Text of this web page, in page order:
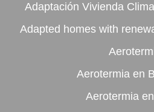
Adaptación Vivienda
Adapted homes with
Aerotermia en
Aerotermia